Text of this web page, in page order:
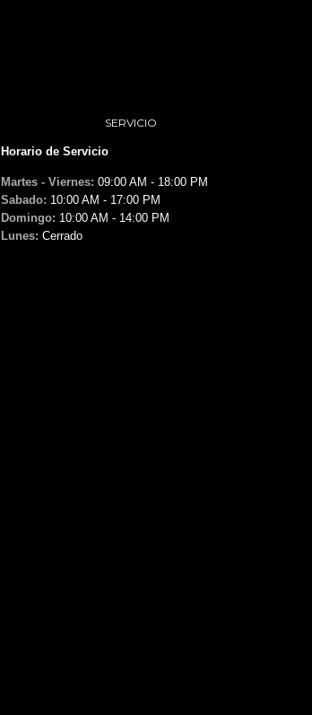
SERVICIO
Horario de Servicio
Martes - Viernes: 09:00 AM - 18:00 PM
Sabado: 10:00 AM - 17:00 PM
Domingo: 10:00 AM - 14:00 PM
Lunes: Cerrado